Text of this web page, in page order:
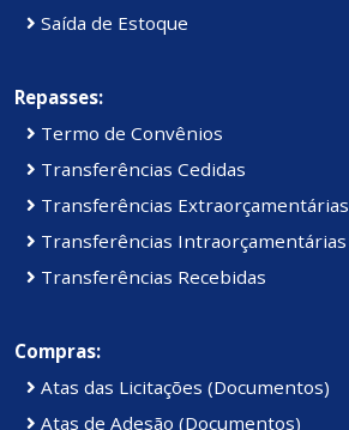
Saída de Estoque
Repasses:
Termo de Convênios
Transferências Cedidas
Transferências Extraorçamentárias
Transferências Intraorçamentárias
Transferências Recebidas
Compras:
Atas das Licitações (Documentos)
Atas de Adesão (Documentos)